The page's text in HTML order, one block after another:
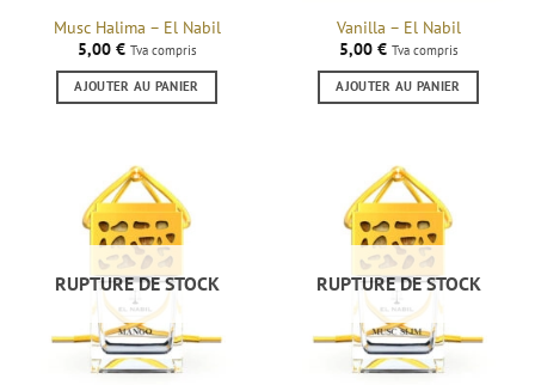
Musc Halima – El Nabil
5,00 € Tva compris
AJOUTER AU PANIER
Vanilla – El Nabil
5,00 € Tva compris
AJOUTER AU PANIER
RUPTURE DE STOCK RUPTURE DE STOCK